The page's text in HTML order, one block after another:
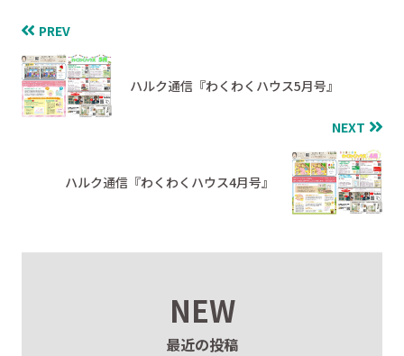
PREV
ハルク通信『わくわくハウス5月号』
NEXT
ハルク通信『わくわくハウス4月号』
NEW
最近の投稿